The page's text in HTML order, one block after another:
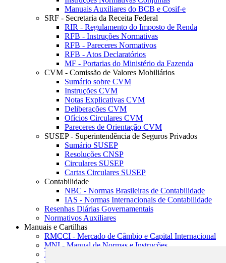
Manuais Auxiliares do BCB e Cosif-e
SRF - Secretaria da Receita Federal
RIR - Regulamento do Imposto de Renda
RFB - Instruções Normativas
RFB - Pareceres Normativos
RFB - Atos Declaratórios
MF - Portarias do Ministério da Fazenda
CVM - Comissão de Valores Mobiliários
Sumário sobre CVM
Instruções CVM
Notas Explicativas CVM
Deliberações CVM
Ofícios Circulares CVM
Pareceres de Orientação CVM
SUSEP - Superintendência de Seguros Privados
Sumário SUSEP
Resoluções CNSP
Circulares SUSEP
Cartas Circulares SUSEP
Contabilidade
NBC - Normas Brasileiras de Contabilidade
IAS - Normas Internacionais de Contabilidade
Resenhas Diárias Governamentais
Normativos Auxiliares
Manuais e Cartilhas
RMCCI - Mercado de Câmbio e Capital Internacional
MNI - Manual de Normas e Instruções
MTVM - Manual de Títulos e Valores Mobiliários